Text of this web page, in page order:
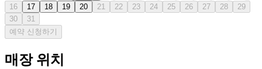
16
17 18 19 20 21 22 23 24 25 26 27 28
29
30
31
예약 신청하기
매장 위치